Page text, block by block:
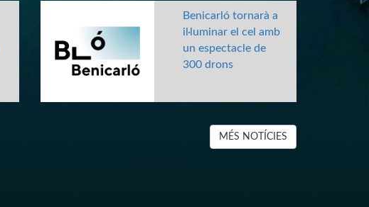
Benicarló tornarà a
il·luminar el cel amb
un espectacle de
300 drons
MÉS NOTÍCIES